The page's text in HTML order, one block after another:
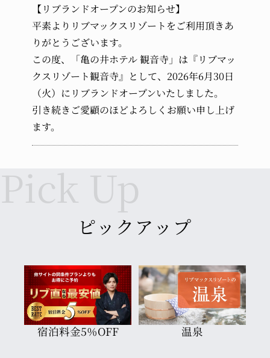
幼児 (布団のみ)
受け入れなし
幼児 (布団・食事不要)
【リブランドオープンのお知らせ】
平素よりリブマックスリゾートをご利用頂きあ
りがとうございます。
この度、「亀の井ホテル 観音寺」は『リブマッ
クスリゾート観音寺』として、2026年6月30日
（火）にリブランドオープンいたしました。
引き続きご愛顧のほどよろしくお願い申し上げ
ます。
ピックアップ
宿泊料金5％OFF 温泉